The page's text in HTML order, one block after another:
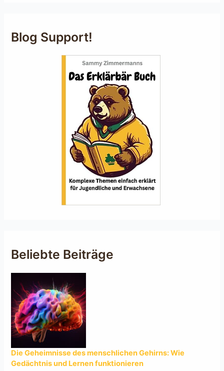
Blog Support!
Beliebte Beiträge
Die Geheimnisse des menschlichen Gehirns: Wie
Gedächtnis und Lernen funktionieren